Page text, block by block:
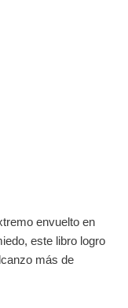
envuelto en
este libro logro
más de